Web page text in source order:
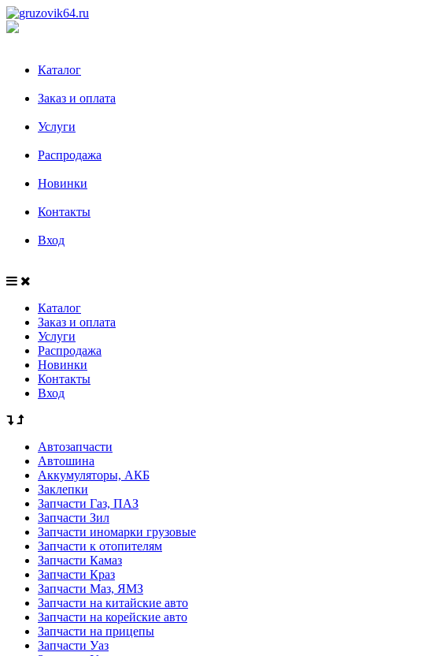
Каталог
Заказ и оплата
Услуги
Распродажа
Новинки
Контакты
Вход
Каталог
Заказ и оплата
Услуги
Распродажа
Новинки
Контакты
Вход
Автозапчасти
Автошина
Аккумуляторы, АКБ
Заклепки
Запчасти Газ, ПАЗ
Запчасти Зил
Запчасти иномарки грузовые
Запчасти к отопителям
Запчасти Камаз
Запчасти Краз
Запчасти Маз, ЯМЗ
Запчасти на китайские авто
Запчасти на корейские авто
Запчасти на прицепы
Запчасти Уаз